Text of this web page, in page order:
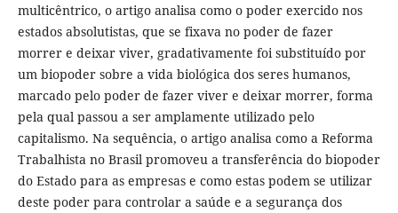
multicêntrico, o artigo analisa como o poder exercido nos
estados absolutistas, que se fixava no poder de fazer
morrer e deixar viver, gradativamente foi substituído por
um biopoder sobre a vida biológica dos seres humanos,
marcado pelo poder de fazer viver e deixar morrer, forma
pela qual passou a ser amplamente utilizado pelo
capitalismo. Na sequência, o artigo analisa como a Reforma
Trabalhista no Brasil promoveu a transferência do biopoder
do Estado para as empresas e como estas podem se utilizar
deste poder para controlar a saúde e a segurança dos